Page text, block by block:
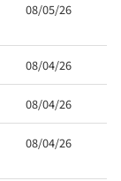
08/05/26
08/04/26
08/04/26
08/04/26